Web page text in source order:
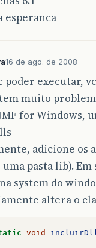
esperanca
16 de ago. de 2008
poder executar,
tem muito
for Windows,
adicione os
pasta lib).
system do
altera o
void